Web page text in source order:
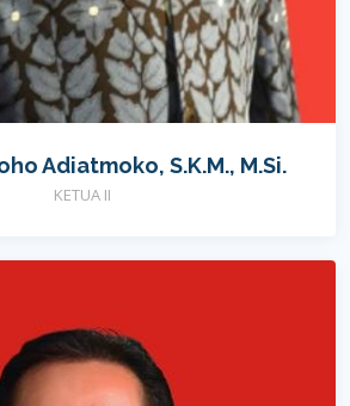
Adiatmoko, S.K.M., M.Si.
KETUA II